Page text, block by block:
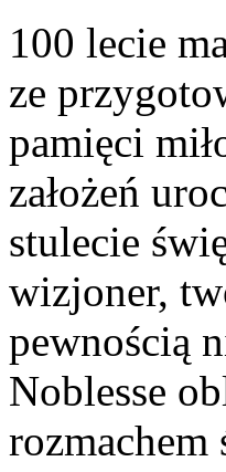
100 lecie
ze
pamięci
założeń
stulecie
wizjoner,
pewnością
Noblesse